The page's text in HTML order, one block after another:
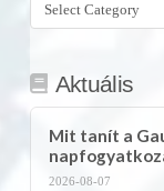
kategória
Aktuális
Mit tanít a
2026-08-07